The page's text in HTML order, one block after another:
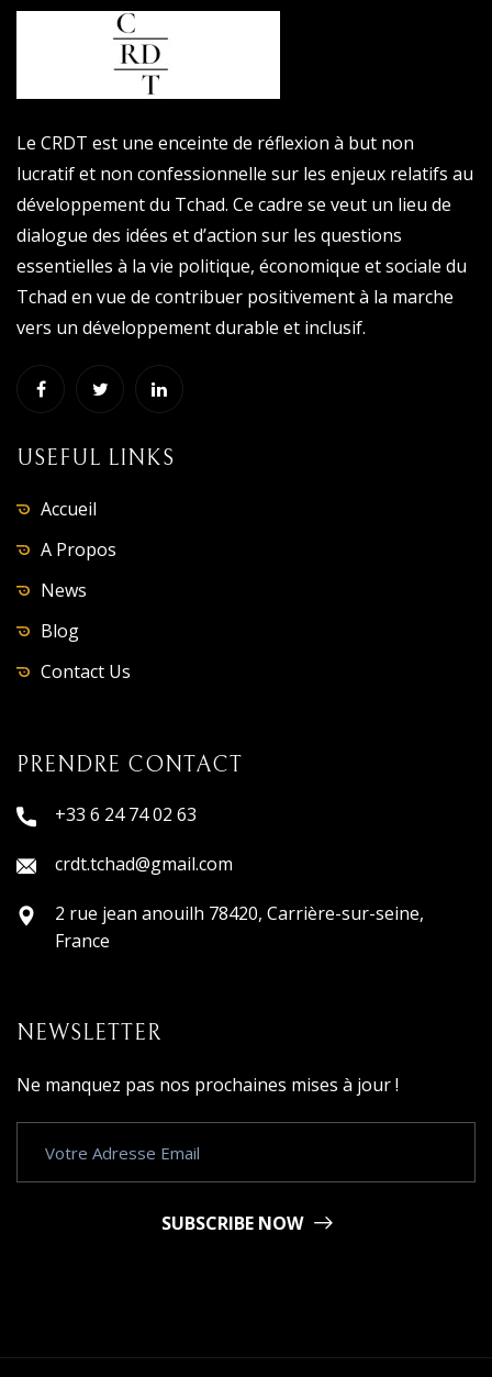
Le CRDT est une enceinte de réflexion à but non
lucratif et non confessionnelle sur les enjeux relatifs au
développement du Tchad. Ce cadre se veut un lieu de
dialogue des idées et d’action sur les questions
essentielles à la vie politique, économique et sociale du
Tchad en vue de contribuer positivement à la marche
vers un développement durable et inclusif.
USEFUL LINKS
Accueil
A Propos
News
Blog
Contact Us
PRENDRE CONTACT
+33 6 24 74 02 63
crdt.tchad@gmail.com
2 rue jean anouilh 78420, Carrière-sur-seine,
France
NEWSLETTER
Ne manquez pas nos prochaines mises à jour !
SUBSCRIBE NOW